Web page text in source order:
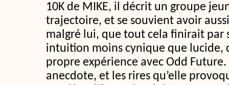
10K de MIKE, il décrit un groupe
trajectoire, et se souvient avoir
malgré lui, que tout cela finirait par
intuition moins cynique que lucide,
propre expérience avec Odd
anecdote, et les rires qu’elle